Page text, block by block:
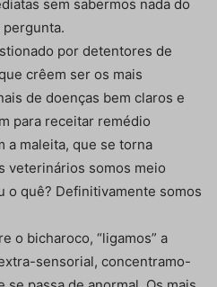
sem sabermos nada do
por detentores de
crêem ser os mais
de doenças bem claros e
para receitar remédio
a maleita, que se torna
veterinários somos meio
o quê? Definitivamente somos
o bicharoco, “ligamos” a
sensorial, concentramo-